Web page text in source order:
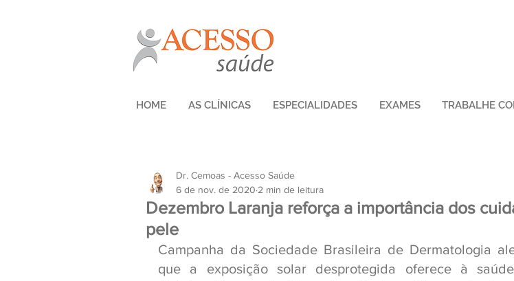
HOME AS CLÍNICAS ESPECIALIDADES EXAMES TRABALHE
Dezembro Laranja reforça a importância dos
pele
Dr. Cemoas - Acesso Saúde
6 de nov. de 2020 2 min de leitura
Campanha da Sociedade Brasileira de Dermatologia
que a exposição solar desprotegida oferece à